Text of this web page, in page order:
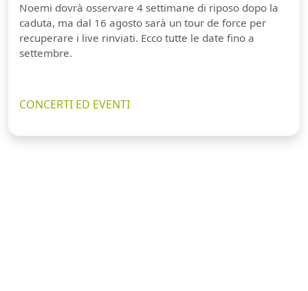
Noemi dovrà osservare 4 settimane di riposo dopo la
caduta, ma dal 16 agosto sarà un tour de force per
recuperare i live rinviati. Ecco tutte le date fino a
settembre.
CONCERTI ED EVENTI